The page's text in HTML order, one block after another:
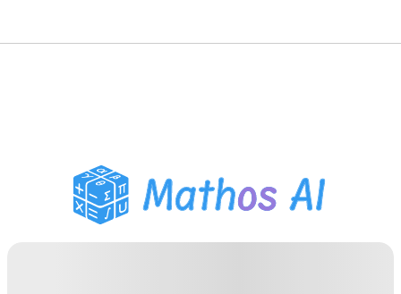
PDF होमवर्क सहायक
अध्ययन उपकरण